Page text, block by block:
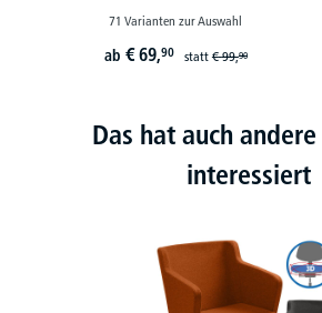
71 Varianten zur Auswahl
ab € 69,90 statt€ 99,90
Das hat auch
interessiert